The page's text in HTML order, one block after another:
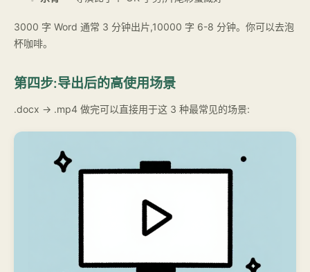
3000 字 Word 通常 3 分钟出片,10000 字 6-8 分钟。你可以去泡
杯咖啡。
第四步:导出后的高使用场景
.docx → .mp4 做完可以直接用于这 3 种最常见的场景: